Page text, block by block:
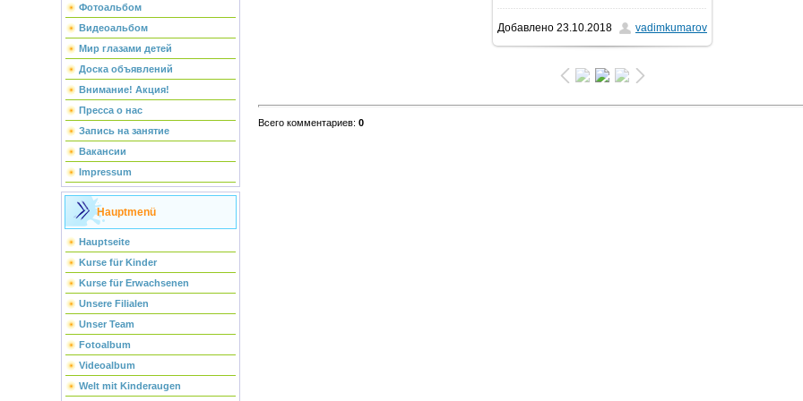
Фотоальбом
Видеоальбом
Мир глазами детей
Доска объявлений
Внимание! Акция!
Пресса о нас
Запись на занятие
Вакансии
Impressum
Hauptmenü
Hauptseite
Kurse für Kinder
Kurse für Erwachsenen
Unsere Filialen
Unser Team
Fotoalbum
Videoalbum
Welt mit Kinderaugen
106.1Kb
Добавлено 23.10.2018 vadimkumarov
Всего комментариев: 0